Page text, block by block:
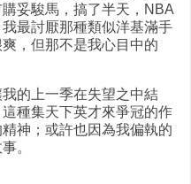
妥駿馬，搞了半天，NBA
最討厭那種類似洋基滿手
，但那不是我心目中的
的上一季在失望之中結
種集天下英才來爭冠的作
神；或許也因為我偏執的
。